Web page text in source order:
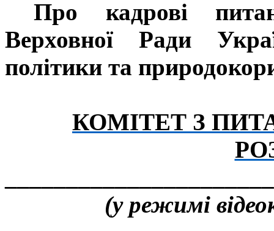
Про кадрові
Верховної Ради
політики та
КОМІТЕТ З
(у режимі